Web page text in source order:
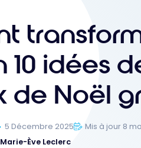
10 idées
de Noël
5 Décembre 2025
Mis à jour 8
Marie-Ève Leclerc